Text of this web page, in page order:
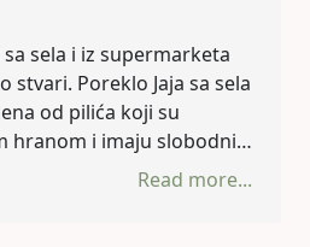
sela i iz supermarketa
stvari. Poreklo Jaja sa sela
od pilića koji su
hranom i imaju slobodni…
Read more...